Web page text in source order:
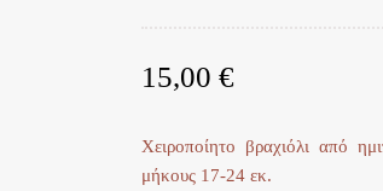
15,00€
Χειροποίητο βραχιόλι από
μήκους 17-24 εκ.